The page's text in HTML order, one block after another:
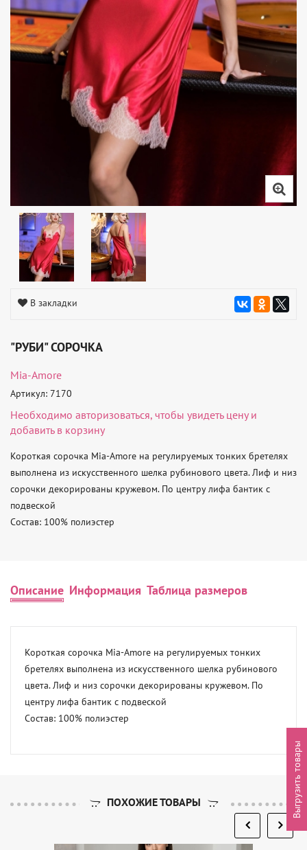
В закладки
"РУБИ" СОРОЧКА
Mia-Amore
Артикул: 7170
Необходимо авторизоваться, чтобы увидеть цену и
добавить в корзину
Короткая сорочка Mia-Amore на регулируемых тонких бретелях
выполнена из искусственного шелка рубинового цвета. Лиф и низ
сорочки декорированы кружевом. По центру лифа бантик с
подвеской
Состав: 100% полиэстер
Описание Информация Таблица размеров
Короткая сорочка Mia-Amore на регулируемых тонких
бретелях выполнена из искусственного шелка рубинового
цвета. Лиф и низ сорочки декорированы кружевом. По
центру лифа бантик с подвеской
Состав: 100% полиэстер
ПОХОЖИЕ ТОВАРЫ Выгрузить товары